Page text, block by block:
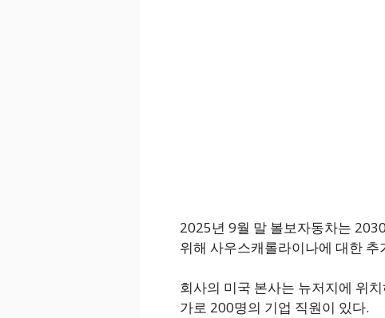
2025년 9월 말 볼보자동차는
위해 사우스캐롤라이나에 대한 추
회사의 미국 본사는 뉴저지에 위
가로 200명의 기업 직원이 있다.